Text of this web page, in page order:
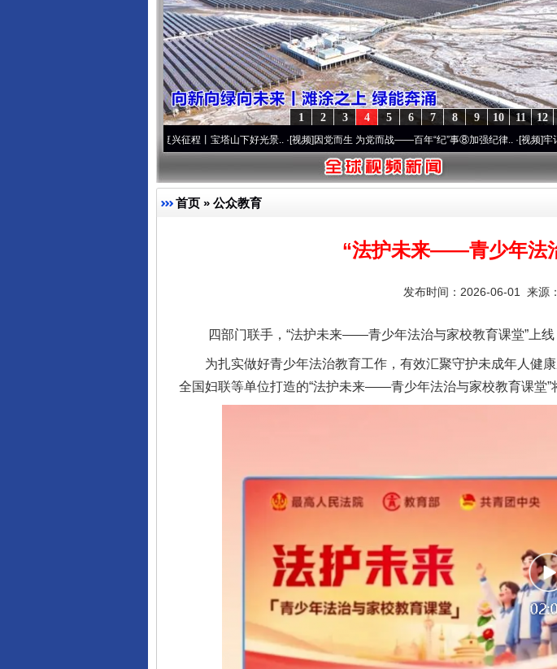
12
11
10
9
8
7
6
5
4
3
2
1
牢记初心使命 奋进复兴征程丨宝塔山下好光景.. ·[视频]因党而生 为党而战——百年“纪”事⑧加强纪律..·[视频]牢记初心使命 奋进
首页 » 公众教育
“法护未来——青少年法
发布时间：2026-06-01 来源：
四部门联手，“法护未来——青少年法治与家校教育课堂”上线
为扎实做好青少年法治教育工作，有效汇聚守护未成年人健康
全国妇联等单位打造的“法护未来——青少年法治与家校教育课